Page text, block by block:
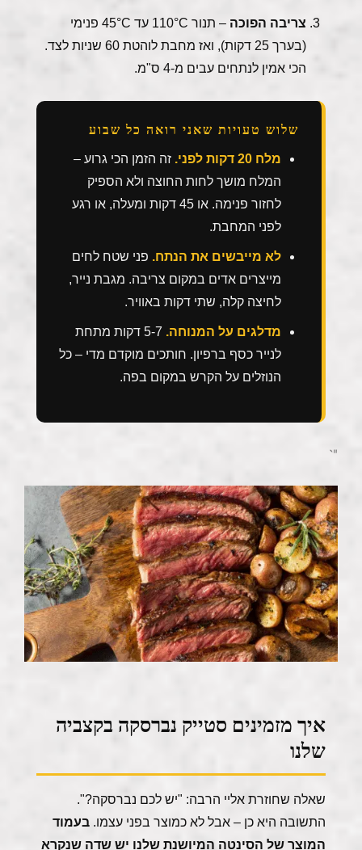
צריבה הפוכה
– תנור 110°C עד 45°C פנימי
(בערך 25 דקות), ואז מחבת לוהטת 60 שניות לצד.
הכי אמין לנתחים עבים מ-4 ס"מ.
שלוש טעויות שאני רואה כל שבוע
מלח 20 דקות לפני.
זה הזמן הכי גרוע –
המלח מושך לחות החוצה ולא הספיק
לחזור פנימה. או 45 דקות ומעלה, או רגע
לפני המחבת.
לא מייבשים את הנתח. פני שטח לחים
מייצרים אדים במקום צריבה. מגבת נייר,
לחיצה קלה, שתי דקות באוויר.
מדלגים על המנוחה.
5-7 דקות מתחת
לנייר כסף ברפיון. חותכים מוקדם מדי – כל
הנוזלים על הקרש במקום בפה.
"`
איך מזמינים סטייק נברסקה בקצביה
שלנו
שאלה שחוזרת אליי הרבה: "יש לכם נברסקה?".
התשובה היא כן – אבל לא כמוצר בפני עצמו.
בעמוד
המוצר של הסינטה המיושנת שלנו יש שדה שנקרא